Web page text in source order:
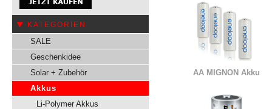
KATEGORIEN
SALE
Geschenkidee
Solar + Zubehör
Akkus
Li-Polymer Akkus
AA MIGNON Akku